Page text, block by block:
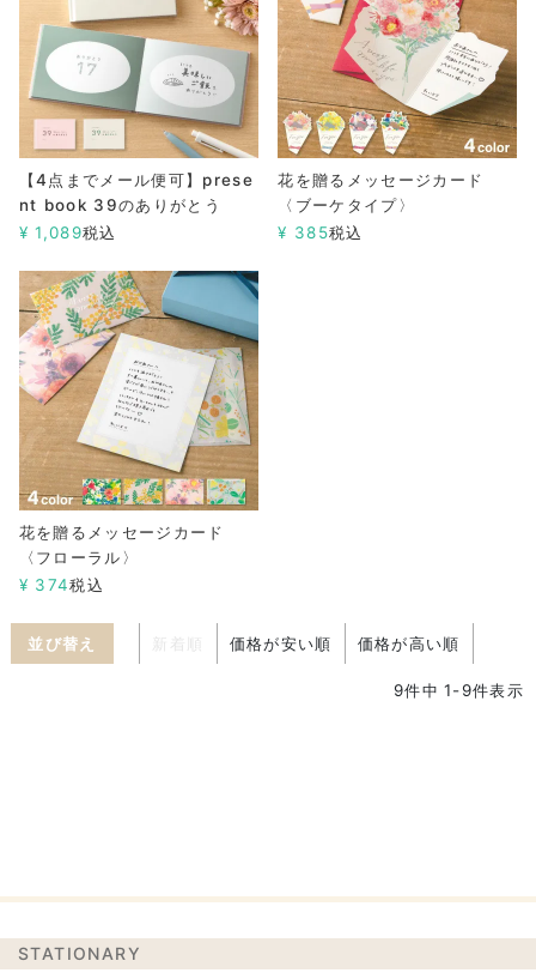
【4点までメール便可】prese
nt book 39のありがとう
¥ 1,089税込
花を贈るメッセージカード
〈ブーケタイプ〉
¥ 385税込
花を贈るメッセージカード
〈フローラル〉
¥ 374税込
並び替え 価格が安い順 価格が高い順
9件中 1-9件表示
STATIONARY